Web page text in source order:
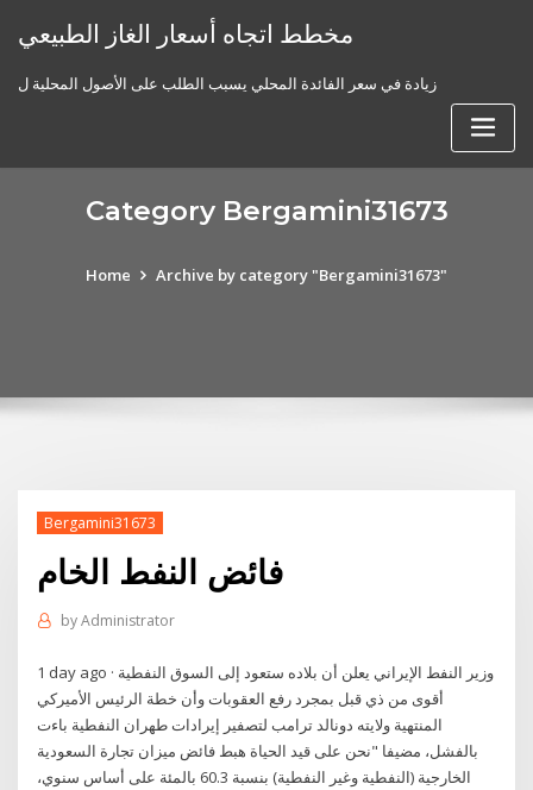
مخطط اتجاه أسعار الغاز الطبيعي
زيادة في سعر الفائدة المحلي يسبب الطلب على الأصول المحلية ل
Category Bergamini31673
Home Archive by category "Bergamini31673"
Bergamini31673
فائض النفط الخام
byAdministrator
1 day ago · وزير النفط الإيراني يعلن أن بلاده ستعود إلى السوق النفطية
أقوى من ذي قبل بمجرد رفع العقوبات وأن خطة الرئيس الأميركي
المنتهية ولايته دونالد ترامب لتصفير إيرادات طهران النفطية باءت
بالفشل، مضيفا "نحن على قيد الحياة هبط فائض ميزان تجارة السعودية
الخارجية (النفطية وغير النفطية) بنسبة 60.3 بالمئة على أساس سنوي،